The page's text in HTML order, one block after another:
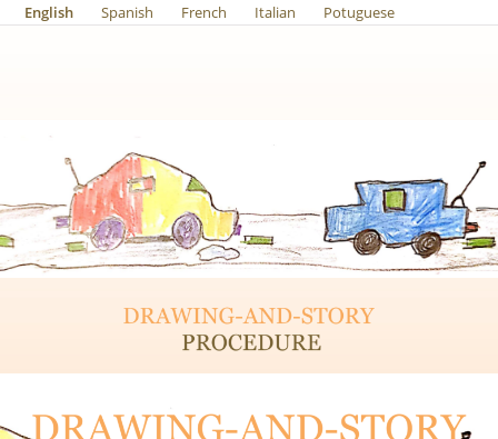
English Spanish French Italian Potuguese